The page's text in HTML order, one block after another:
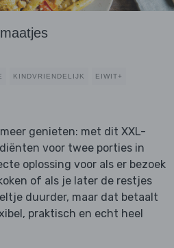
KINDVRIENDELIJK EIWIT+
genieten: met dit XXL-
voor twee porties in
oplossing voor als er bezoek
of als je later de restjes
duurder, maar dat betaalt
praktisch en echt heel